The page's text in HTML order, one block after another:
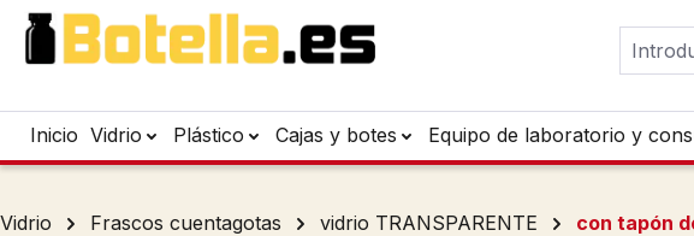
al contenido principal
Saltar a la búsqueda
Saltar a la navegación principal
Inicio Vidrio Plástico Cajas y botes Equipo de laboratorio y
Vidrio Frascos cuentagotas vidrio TRANSPARENTE con tapón